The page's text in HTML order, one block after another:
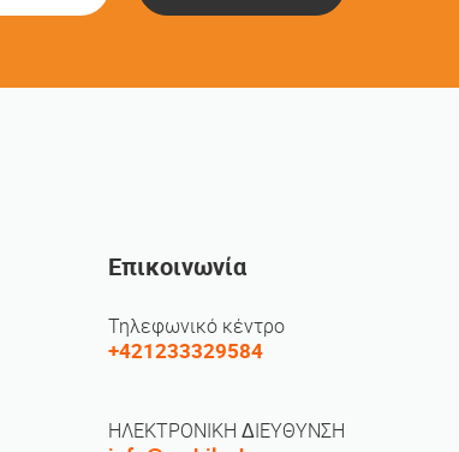
Επικοινωνία
Τηλεφωνικό κέντρο
+421233329584
ΗΛΕΚΤΡΟΝΙΚΗ ΔΙΕΥΘΥΝΣΗ